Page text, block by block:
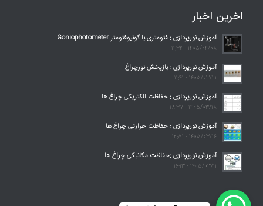
اخرین اخبار
آموزش نورپردازی : فتومتری با گونیوفتومتر Goniophotometer
1405/04/08 - 11:32
آموزش نورپردازی : بازپخش نورچراغ
1405/03/21 - 11:41
آموزش نورپردازی : حفاظت الکتریکی چراغ ها
1405/03/18 - 18:37
آموزش نورپردازی : حفاظت حرارتی چراغ ها
1405/03/16 - 12:51
آموزش نورپردازی :حفاظت مکانیکی چراغ ها
1405/03/11 - 16:13